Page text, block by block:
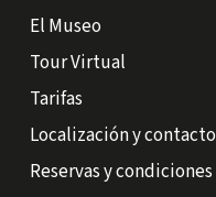
El Museo
Tour Virtual
Tarifas
Localización y contacto
Reservas y condiciones